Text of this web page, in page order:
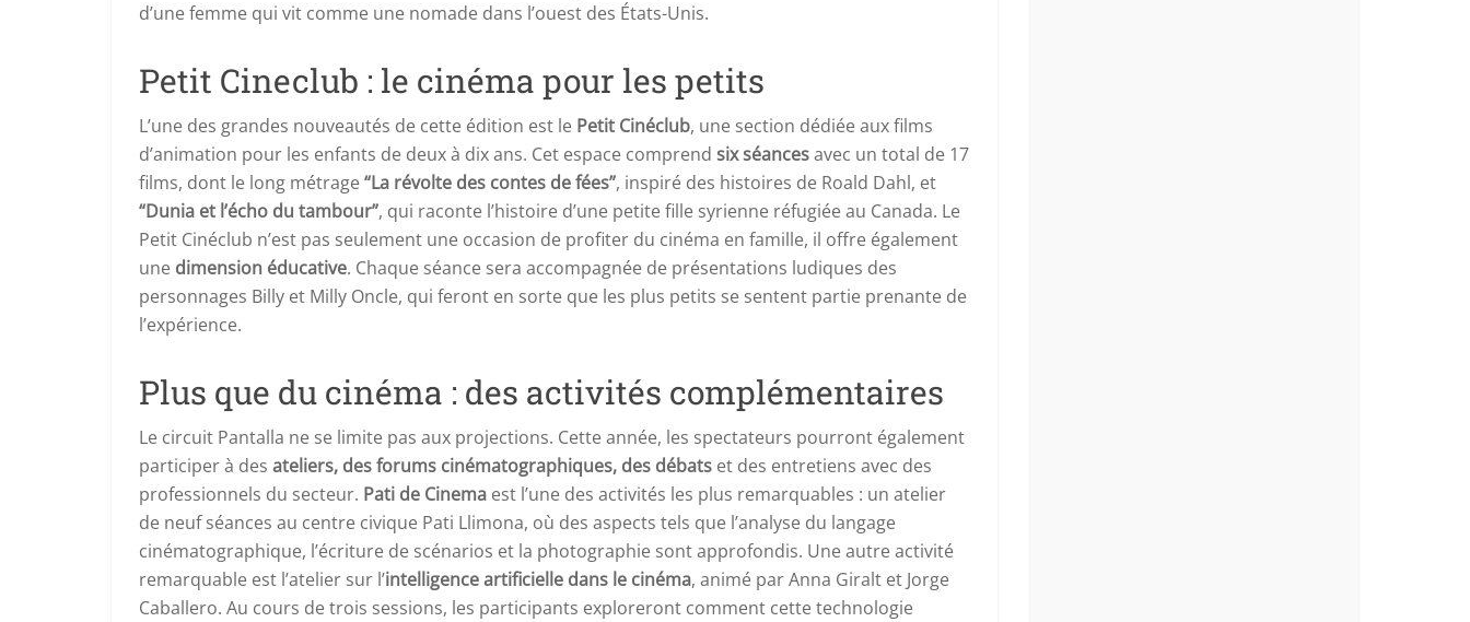
d’une femme qui vit comme une nomade dans l’ouest des États-Unis.
Petit Cineclub : le cinéma pour les petits
L’une des grandes nouveautés de cette édition est le Petit Cinéclub, une section dédiée aux films
d’animation pour les enfants de deux à dix ans. Cet espace comprend six séancesavec un total de 17
films, dont le long métrage “La révolte des contes de fées”, inspiré des histoires de Roald Dahl, et
“Dunia et l’écho du tambour”, qui raconte l’histoire d’une petite fille syrienne réfugiée au Canada. Le
Petit Cinéclub n’est pas seulement une occasion de profiter du cinéma en famille, il offre également
une dimension éducative. Chaque séance sera accompagnée de présentations ludiques des
personnages Billy et Milly Oncle, qui feront en sorte que les plus petits se sentent partie prenante de
l’expérience.
Plus que du cinéma : des activités complémentaires
Le circuit Pantalla ne se limite pas aux projections. Cette année, les spectateurs pourront également
participer à des ateliers, des forums cinématographiques, des débats et des entretiens avec des
professionnels du secteur. Pati de Cinema est l’une des activités les plus remarquables : un atelier
de neuf séances au centre civique Pati Llimona, où des aspects tels que l’analyse du langage
cinématographique, l’écriture de scénarios et la photographie sont approfondis. Une autre activité
remarquable est l’atelier sur l’intelligence artificielle dans le cinéma, animé par Anna Giralt et Jorge
Caballero. Au cours de trois sessions, les participants exploreront comment cette technologie